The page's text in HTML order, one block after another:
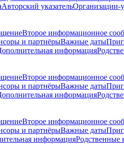
Авторский указательОрганизации-
Второе информационное
и партнёрыВажные даты
информация
Второе информационное
и партнёрыВажные даты
информация
Второе информационное
и партнёрыВажные даты
информацияРодственные